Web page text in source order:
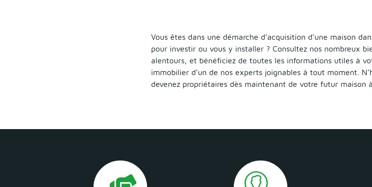
Vous êtes dans une démarche d’acquisition d’une maison
pour investir ou vous y installer ? Consultez nos nombreux
alentours, et bénéficiez de toutes les informations utiles à
immobilier d’un de nos experts joignables à tout moment.
devenez propriétaires dès maintenant de votre futur maison